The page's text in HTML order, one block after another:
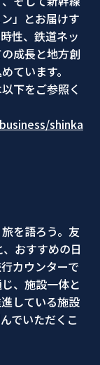
」とお届けす
性、鉄道ネッ
成長と地方創
ています。
下をご参照く
shinka
を語ろう。友
おすすめの日
カウンターで
、施設一体と
している施設
でいただくこ